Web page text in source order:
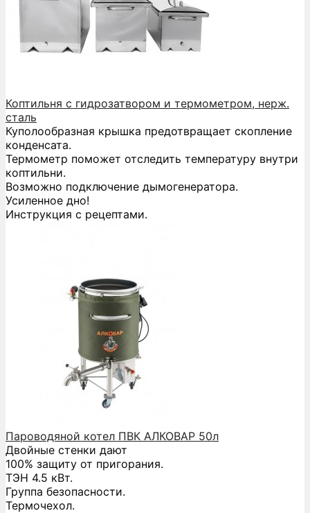
Коптильня с гидрозатвором и термометром, нерж.
сталь
Куполообразная крышка предотвращает скопление
конденсата.
Термометр поможет отследить температуру внутри
коптильни.
Возможно подключение дымогенератора.
Усиленное дно!
Инструкция с рецептами.
Пароводяной котел ПВК АЛКОВАР 50л
Двойные стенки дают
100% защиту от пригорания.
ТЭН 4.5 кВт.
Группа безопасности.
Термочехол.